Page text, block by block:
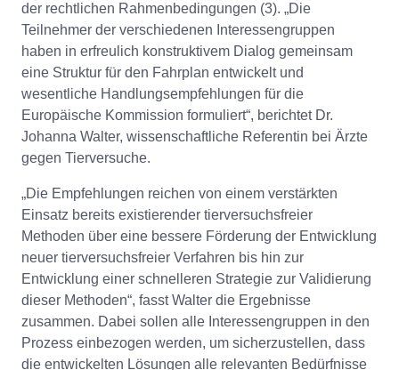
der rechtlichen Rahmenbedingungen (3). „Die
Teilnehmer der verschiedenen Interessengruppen
haben in erfreulich konstruktivem Dialog gemeinsam
eine Struktur für den Fahrplan entwickelt und
wesentliche Handlungsempfehlungen für die
Europäische Kommission formuliert“, berichtet Dr.
Johanna Walter, wissenschaftliche Referentin bei Ärzte
gegen Tierversuche.
„Die Empfehlungen reichen von einem verstärkten
Einsatz bereits existierender tierversuchsfreier
Methoden über eine bessere Förderung der Entwicklung
neuer tierversuchsfreier Verfahren bis hin zur
Entwicklung einer schnelleren Strategie zur Validierung
dieser Methoden“, fasst Walter die Ergebnisse
zusammen. Dabei sollen alle Interessengruppen in den
Prozess einbezogen werden, um sicherzustellen, dass
die entwickelten Lösungen alle relevanten Bedürfnisse